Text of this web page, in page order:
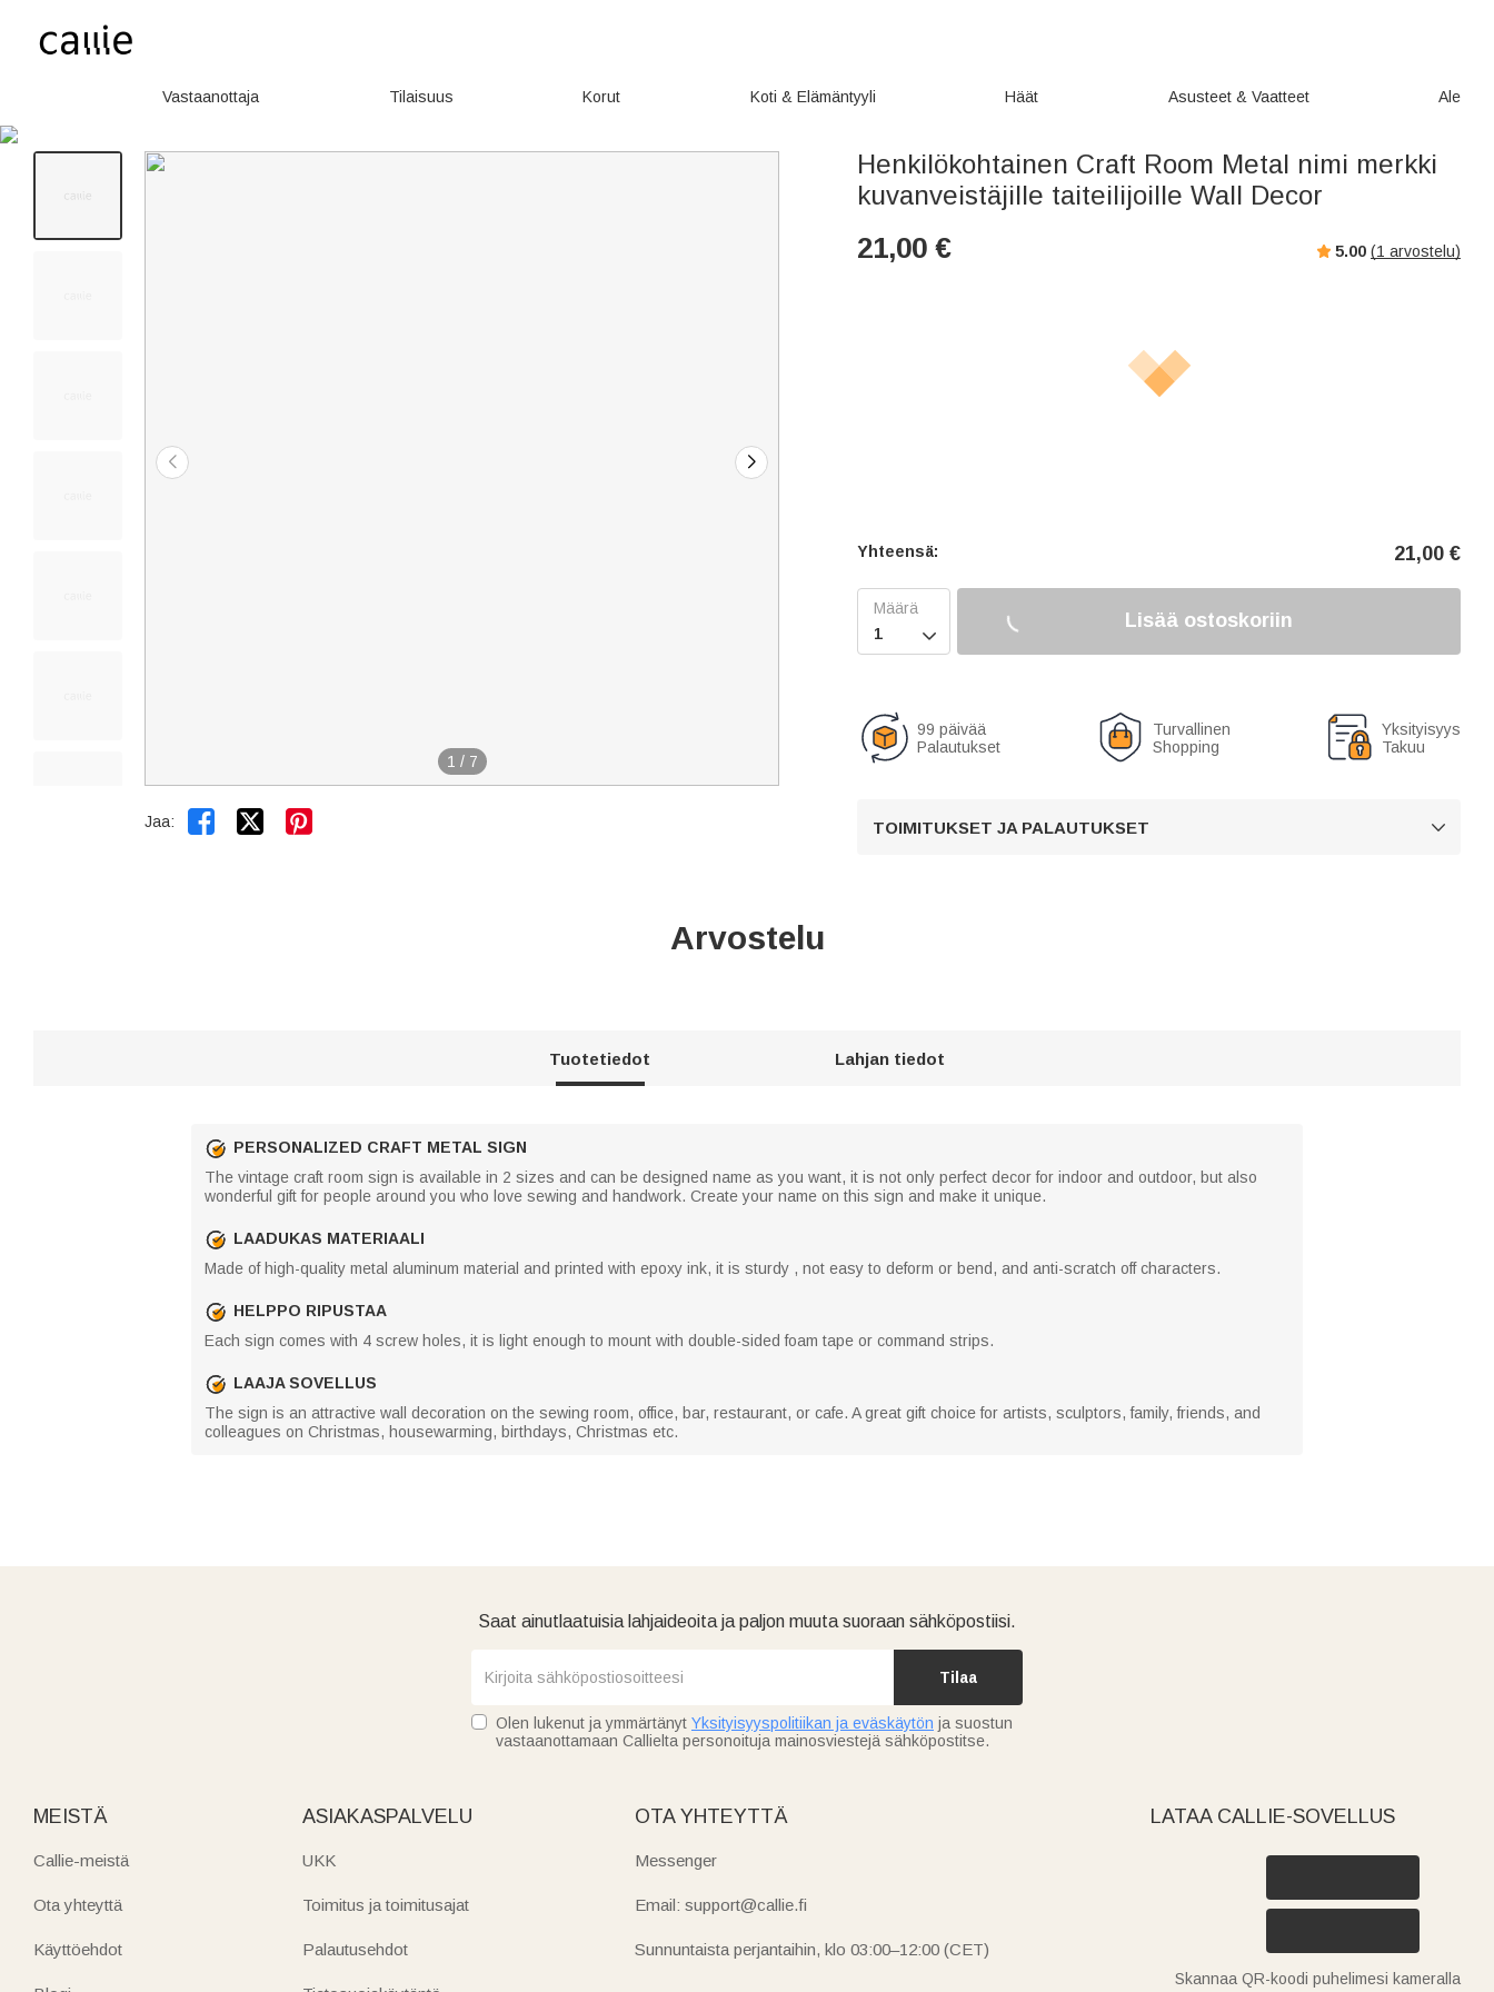
Vastaanottaja Tilaisuus Korut Koti & Elämäntyyli Häät Asusteet & Vaatteet Ale
1 / 7
Jaa:  
Henkilökohtainen Craft Room Metal nimi merkki
kuvanveistäjille taiteilijoille Wall Decor
21,00 € 5.00 (1 arvostelu)
Yhteensä: 21,00 €

Lisää ostoskoriin
99 päivää
Palautukset
Turvallinen
Shopping
Yksityisyys
Takuu
TOIMITUKSET JA PALAUTUKSET 
Arvostelu
Tuotetiedot Lahjan tiedot
PERSONALIZED CRAFT METAL SIGN
The vintage craft room sign is available in 2 sizes and can be designed name as you want, it is not only perfect decor for indoor and outdoor, but also
wonderful gift for people around you who love sewing and handwork. Create your name on this sign and make it unique.
LAADUKAS MATERIAALI
Made of high-quality metal aluminum material and printed with epoxy ink, it is sturdy , not easy to deform or bend, and anti-scratch off characters.
HELPPO RIPUSTAA
Each sign comes with 4 screw holes, it is light enough to mount with double-sided foam tape or command strips.
LAAJA SOVELLUS
The sign is an attractive wall decoration on the sewing room, office, bar, restaurant, or cafe. A great gift choice for artists, sculptors, family, friends, and
colleagues on Christmas, housewarming, birthdays, Christmas etc.
Saat ainutlaatuisia lahjaideoita ja paljon muuta suoraan sähköpostiisi.
Tilaa
Olen lukenut ja ymmärtänyt Yksityisyyspolitiikan ja eväskäytön ja suostun
vastaanottamaan Callielta personoituja mainosviestejä sähköpostitse.
MEISTÄ
Callie-meistä
Ota yhteyttä
Käyttöehdot
ASIAKASPALVELU
UKK
Toimitus ja toimitusajat
Palautusehdot
OTA YHTEYTTÄ
Messenger
Email: support@callie.fi
Sunnuntaista perjantaihin, klo 03:00–12:00 (CET)
LATAA CALLIE-SOVELLUS
Skannaa QR-koodi puhelimesi kameralla